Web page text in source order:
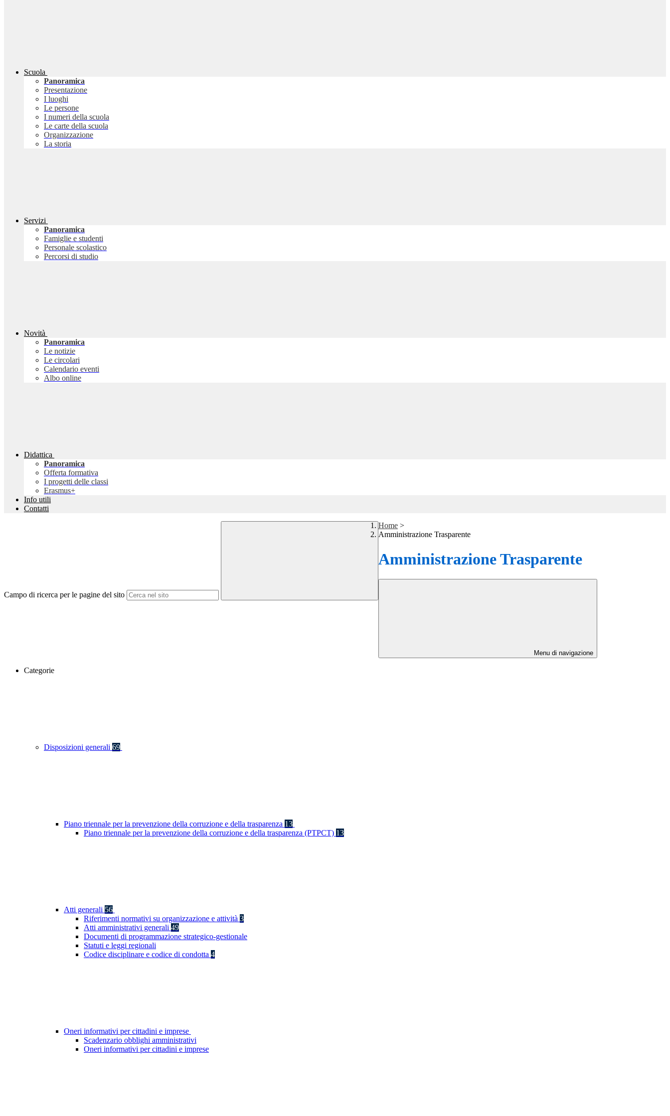
Scuola
Panoramica
Presentazione
I luoghi
Le persone
I numeri della scuola
Le carte della scuola
Organizzazione
La storia
Servizi
Panoramica
Famiglie e studenti
Personale scolastico
Percorsi di studio
Novità
Panoramica
Le notizie
Le circolari
Calendario eventi
Albo online
Didattica
Panoramica
Offerta formativa
I progetti delle classi
Erasmus+
Info utili
Contatti
Campo di ricerca per le pagine del sito
Home >
Amministrazione Trasparente
Amministrazione Trasparente
Menu di navigazione
Categorie
Disposizioni generali 69
Piano triennale per la prevenzione della corruzione e della trasparenza 13
Piano triennale per la prevenzione della corruzione e della trasparenza (PTPCT) 13
Atti generali 56
Riferimenti normativi su organizzazione e attività 3
Atti amministrativi generali 49
Documenti di programmazione strategico-gestionale
Statuti e leggi regionali
Codice disciplinare e codice di condotta 4
Oneri informativi per cittadini e imprese
Scadenzario obblighi amministrativi
Oneri informativi per cittadini e imprese